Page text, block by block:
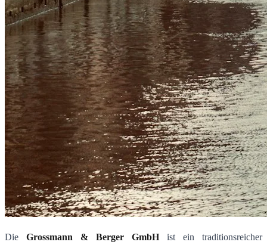
Die Grossmann & Berger GmbHist ein traditionsreicher